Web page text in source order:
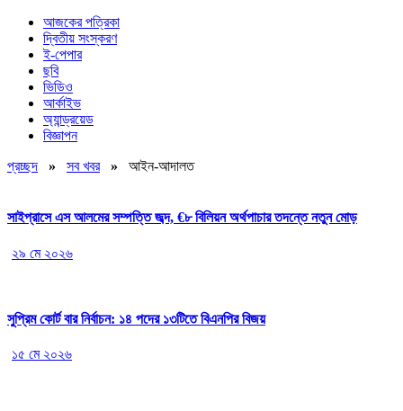
আজকের পত্রিকা
দ্বিতীয় সংস্করণ
ই-পেপার
ছবি
ভিডিও
আর্কাইভ
অ্যান্ড্রয়েড
বিজ্ঞাপন
প্রচ্ছদ
» সব খবর » আইন-আদালত
সাইপ্রাসে এস আলমের সম্পত্তি জব্দ, €৮ বিলিয়ন অর্থপাচার তদন্তে নতুন মোড়
২৯ মে ২০২৬
সুপ্রিম কোর্ট বার নির্বাচন: ১৪ পদের ১৩টিতে বিএনপির বিজয়
১৫ মে ২০২৬